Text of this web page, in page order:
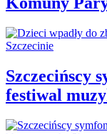
Szczecińscy
festiwal